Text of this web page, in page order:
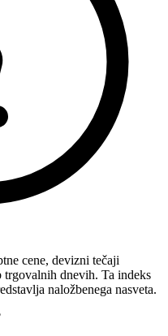
cene, devizni tečaji
dnevih. Ta indeks
naložbenega nasveta.